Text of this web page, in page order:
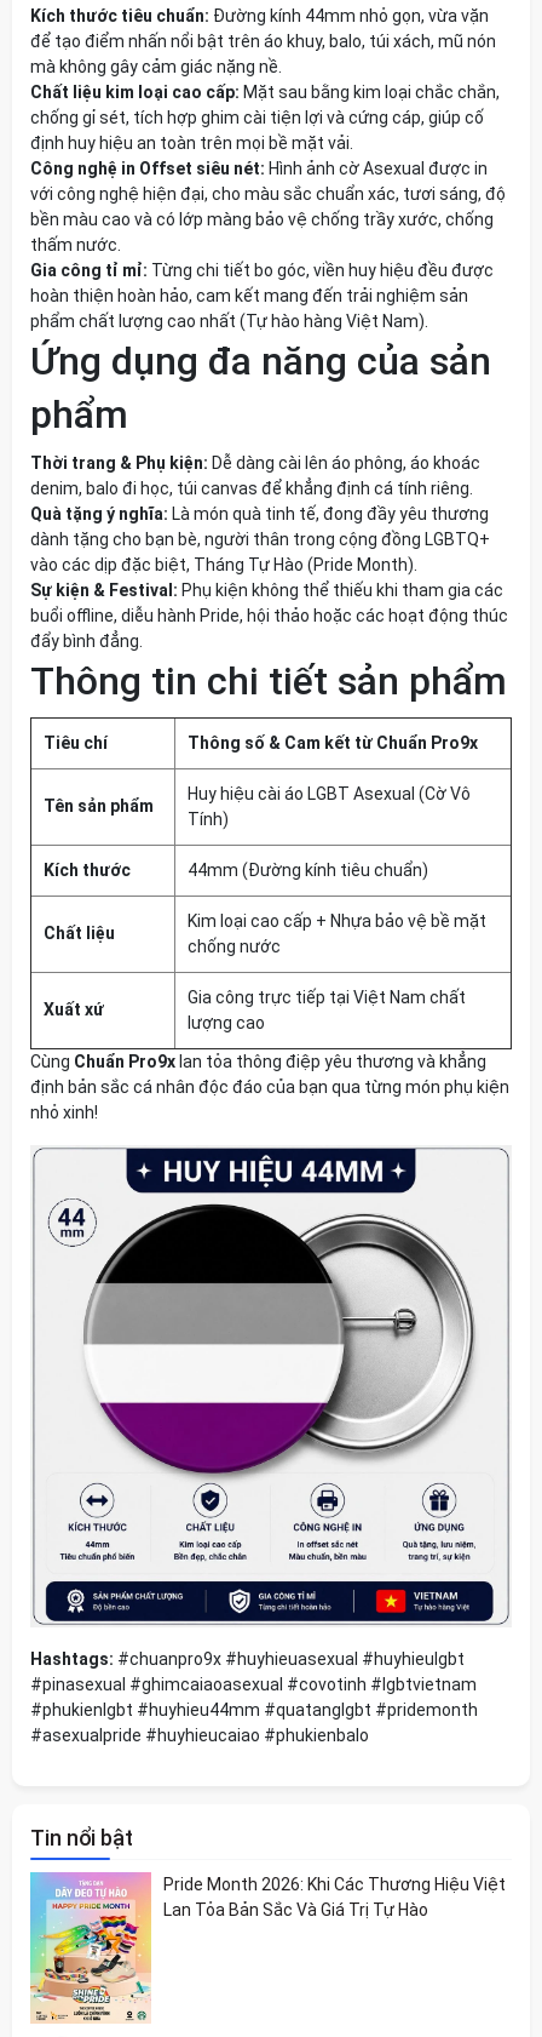
Kích thước tiêu chuẩn: Đường kính 44mm nhỏ gọn, vừa vặn
để tạo điểm nhấn nổi bật trên áo khuy, balo, túi xách, mũ nón
mà không gây cảm giác nặng nề.
Chất liệu kim loại cao cấp: Mặt sau bằng kim loại chắc chắn,
chống gỉ sét, tích hợp ghim cài tiện lợi và cứng cáp, giúp cố
định huy hiệu an toàn trên mọi bề mặt vải.
Công nghệ in Offset siêu nét: Hình ảnh cờ Asexual được in
với công nghệ hiện đại, cho màu sắc chuẩn xác, tươi sáng, độ
bền màu cao và có lớp màng bảo vệ chống trầy xước, chống
thấm nước.
Gia công tỉ mỉ: Từng chi tiết bo góc, viền huy hiệu đều được
hoàn thiện hoàn hảo, cam kết mang đến trải nghiệm sản
phẩm chất lượng cao nhất (Tự hào hàng Việt Nam).
Ứng dụng đa năng của sản
phẩm
Thời trang & Phụ kiện: Dễ dàng cài lên áo phông, áo khoác
denim, balo đi học, túi canvas để khẳng định cá tính riêng.
Quà tặng ý nghĩa: Là món quà tinh tế, đong đầy yêu thương
dành tặng cho bạn bè, người thân trong cộng đồng LGBTQ+
vào các dịp đặc biệt, Tháng Tự Hào (Pride Month).
Sự kiện & Festival: Phụ kiện không thể thiếu khi tham gia các
buổi offline, diễu hành Pride, hội thảo hoặc các hoạt động thúc
đẩy bình đẳng.
Thông tin chi tiết sản phẩm
Tiêu chí Thông số & Cam kết từ Chuẩn Pro9x
Tên sản phẩm
Huy hiệu cài áo LGBT Asexual (Cờ Vô
Tính)
Kích thước 44mm (Đường kính tiêu chuẩn)
Chất liệu
Kim loại cao cấp + Nhựa bảo vệ bề mặt
chống nước
Xuất xứ
Gia công trực tiếp tại Việt Nam chất
lượng cao
Cùng Chuẩn Pro9x lan tỏa thông điệp yêu thương và khẳng
định bản sắc cá nhân độc đáo của bạn qua từng món phụ kiện
nhỏ xinh!
Hashtags: #chuanpro9x #huyhieuasexual #huyhieulgbt
#pinasexual #ghimcaiaoasexual #covotinh #lgbtvietnam
#phukienlgbt #huyhieu44mm #quatanglgbt #pridemonth
#asexualpride #huyhieucaiao #phukienbalo
Tin nổi bật
Pride Month 2026: Khi Các Thương Hiệu Việt
Lan Tỏa Bản Sắc Và Giá Trị Tự Hào